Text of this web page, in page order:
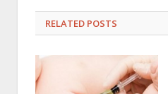
RELATED POSTS